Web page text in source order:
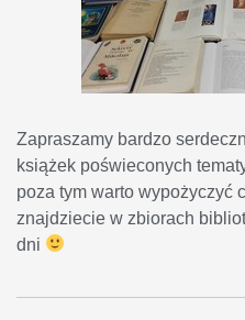
Zapraszamy bardzo
książek poświeconych
poza tym warto wypożyczyć
znajdziecie w zbiorach
dni